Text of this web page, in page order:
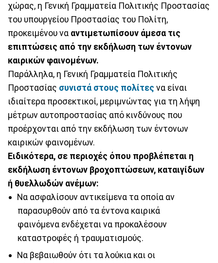
χώρας, η Γενική Γραμματεία Πολιτικής Προστασίας
του υπουργείου Προστασίας του Πολίτη,
προκειμένου να αντιμετωπίσουν άμεσα τις
επιπτώσεις από την εκδήλωση των έντονων
καιρικών φαινομένων.
Παράλληλα, η Γενική Γραμματεία Πολιτικής
Προστασίας συνιστά στους πολίτες να είναι
ιδιαίτερα προσεκτικοί, μεριμνώντας για τη λήψη
μέτρων αυτοπροστασίας από κινδύνους που
προέρχονται από την εκδήλωση των έντονων
καιρικών φαινομένων.
Ειδικότερα, σε περιοχές όπου προβλέπεται η
εκδήλωση έντονων βροχοπτώσεων, καταιγίδων
ή θυελλωδών ανέμων:
Να ασφαλίσουν αντικείμενα τα οποία αν
παρασυρθούν από τα έντονα καιρικά
φαινόμενα ενδέχεται να προκαλέσουν
καταστροφές ή τραυματισμούς.
Να βεβαιωθούν ότι τα λούκια και οι